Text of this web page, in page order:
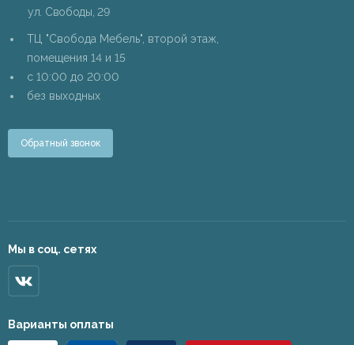
ул. Свободы, 29
ТЦ "Свобода Мебель", второй этаж,
помещения 14 и 15
c 10:00 до 20:00
без выходных
Обратный звонок
Мы в соц. сетях
Варианты оплаты